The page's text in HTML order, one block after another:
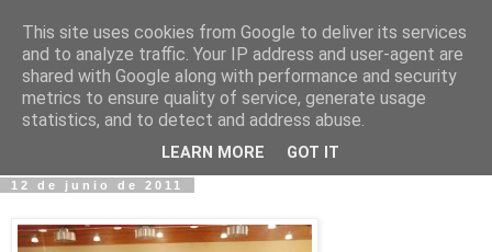
Fotos y Cosas
Miguel Sáenz de Santa María Elizalde
"Un blog es como un diario, pero sin candado".
12 de junio de 2011
This site uses cookies from Google to deliver its services
and to analyze traffic. Your IP address and user-agent are
shared with Google along with performance and security
metrics to ensure quality of service, generate usage
statistics, and to detect and address abuse.
LEARN MORE GOT IT